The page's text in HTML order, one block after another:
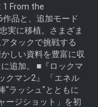
1 From the
品と、追加モード
実に移植。さまざま
タックで挑戦する
しい資料を豊富に収
追加。 ■『ロックマ
クマン2』 「エネル
"ラッシュ"とともに
ージショット」を初